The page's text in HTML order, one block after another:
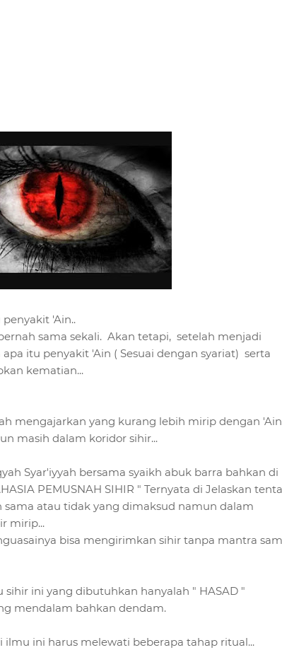
'Ain..
sama sekali. Akan tetapi, setelah menjadi
itu penyakit 'Ain ( Sesuai dengan syariat) serta
kematian...
mengajarkan yang kurang lebih mirip dengan
masih dalam koridor sihir...
Syar'iyyah bersama syaikh abuk barra bahkan di
PEMUSNAH SIHIR " Ternyata di Jelaskan
sama atau tidak yang dimaksud namun dalam
mirip...
bisa mengirimkan sihir tanpa mantra
ini yang dibutuhkan hanyalah " HASAD "
mendalam bahkan dendam.
ini harus melewati beberapa tahap ritual...